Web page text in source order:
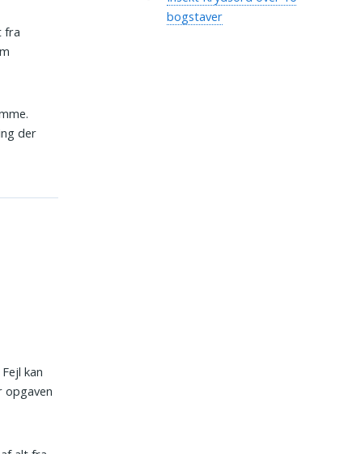
fra
der
kan
opgaven
bogstaver